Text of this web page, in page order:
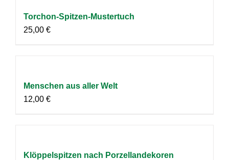
Torchon-Spitzen-Mustertuch
25,00 €
Menschen aus aller Welt
12,00 €
Klöppelspitzen nach Porzellandekoren